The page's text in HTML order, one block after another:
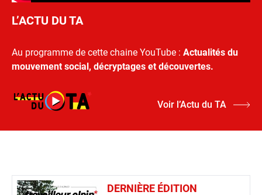
L’ACTU DU TA
Au programme de cette chaine YouTube : Actualités du
mouvement social, décryptages et découvertes.
Voir l’Actu du TA
DERNIÈRE ÉDITION